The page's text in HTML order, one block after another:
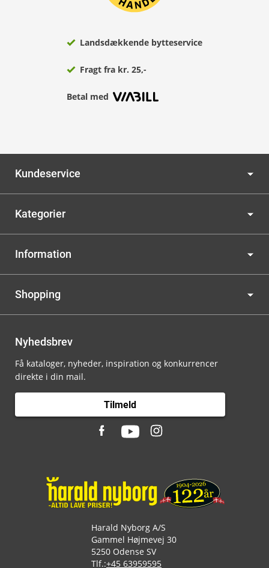
Landsdækkende bytteservice
Fragt fra kr. 25,-
Betal med
Kundeservice
Kategorier
Information
Shopping
Nyhedsbrev
Få kataloger, nyheder, inspiration og konkurrencer
direkte i din mail.
Tilmeld
Harald Nyborg A/S
Gammel Højmevej 30
5250 Odense SV
Tlf.:+45 63959595